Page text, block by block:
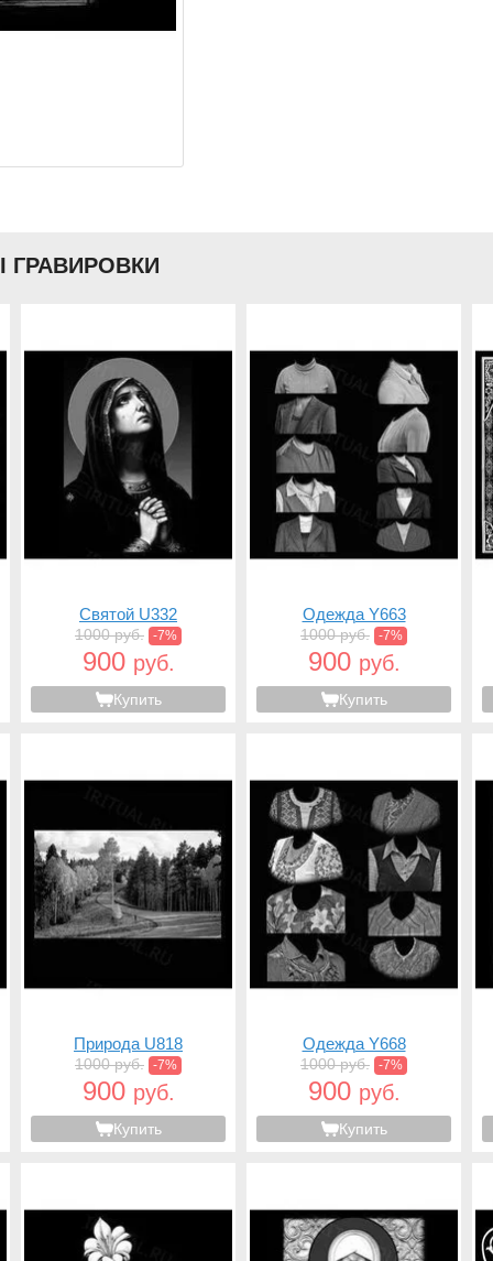
ГРАВИРОВКИ
Святой U332
1000 руб. -7%
900 руб.
Купить
Одежда Y663
1000 руб. -7%
900 руб.
Купить
Природа U818
1000 руб. -7%
900 руб.
Купить
Одежда Y668
1000 руб. -7%
900 руб.
Купить